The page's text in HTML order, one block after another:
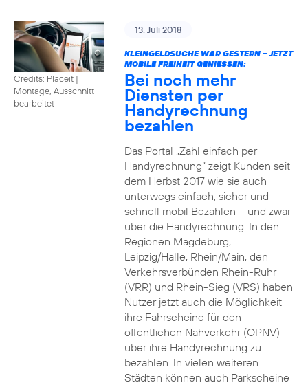
Credits: Placeit |
Montage, Ausschnitt
bearbeitet
13. Juli 2018
KLEINGELDSUCHE WAR GESTERN – JETZT
MOBILE FREIHEIT GENIESSEN:
Bei noch mehr
Diensten per
Handyrechnung
bezahlen
Das Portal „Zahl einfach per
Handyrechnung“ zeigt Kunden seit
dem Herbst 2017 wie sie auch
unterwegs einfach, sicher und
schnell mobil Bezahlen – und zwar
über die Handyrechnung. In den
Regionen Magdeburg,
Leipzig/Halle, Rhein/Main, den
Verkehrsverbünden Rhein-Ruhr
(VRR) und Rhein-Sieg (VRS) haben
Nutzer jetzt auch die Möglichkeit
ihre Fahrscheine für den
öffentlichen Nahverkehr (ÖPNV)
über ihre Handyrechnung zu
bezahlen. In vielen weiteren
Städten können auch Parkscheine